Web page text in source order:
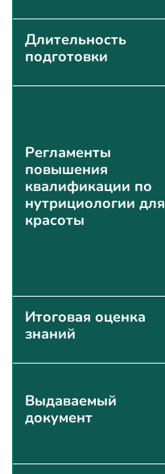
Длительность
подготовки
Регламенты
повышения
квалификации по
нутрициологии для
красоты
Итоговая оценка
знаний
Выдаваемый
документ